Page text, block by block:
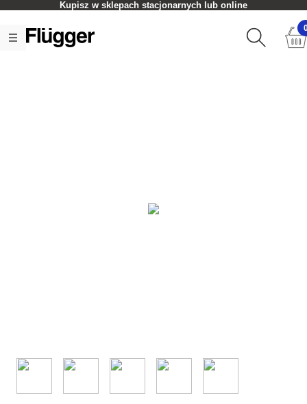
Kupisz w sklepach stacjonarnych lub online